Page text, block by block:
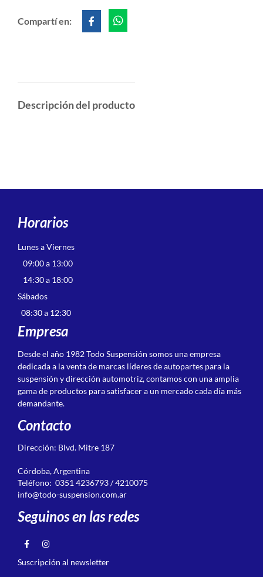
Compartí en:
Descripción del producto
Horarios
Lunes a Viernes
09:00 a 13:00
14:30 a 18:00
Sábados
08:30 a 12:30
Empresa
Desde el año 1982 Todo Suspensión somos una empresa
dedicada a la venta de marcas líderes de autopartes para la
suspensión y dirección automotriz, contamos con una amplia
gama de productos para satisfacer a un mercado cada día más
demandante.
Contacto
Dirección: Blvd. Mitre 187
Córdoba, Argentina
Teléfono: 0351 4236793 / 4210075
info@todo-suspension.com.ar
Seguinos en las redes
Suscripción al newsletter